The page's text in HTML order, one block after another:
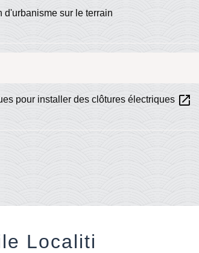
d'urbanisme sur le terrain
pour installer des clôtures électriques open_in_new
Localiti